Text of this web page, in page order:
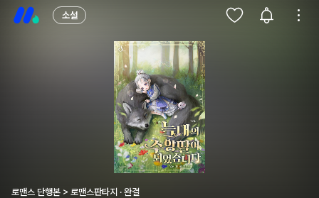
소설
로맨스 단행본 > 로맨스판타지 · 완결